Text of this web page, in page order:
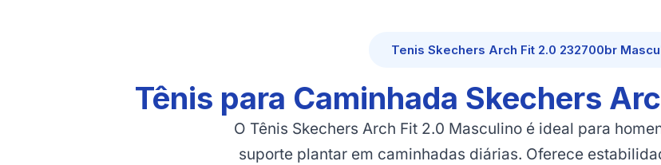
Tenis Skechers Arch Fit 2.0 232700br
Tênis para Caminhada Skechers
O Tênis Skechers Arch Fit 2.0 Masculino é ideal para
suporte plantar em caminhadas diárias. Oferece